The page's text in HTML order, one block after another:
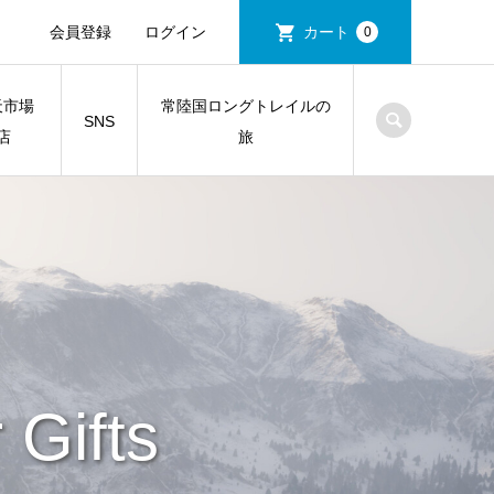
会員登録 ログイン カート 0
市場
SNS
常陸国ロングトレイルの
旅
Gifts